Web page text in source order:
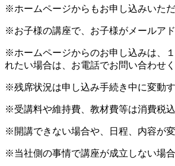
※ホームページからもお申し込みいた
※お子様の講座で、お子様がメールア
※ホームページからのお申し込みは、
れたい場合は、お電話でお問い合わせく
※残席状況は申し込み手続き中に変動す
※受講料や維持費、教材費等は消費税
※開講できない場合や、日程、内容が
※当社側の事情で講座が成立しない場